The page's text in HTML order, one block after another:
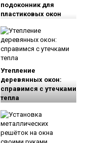
подоконник для
пластиковых окон
Утепление
деревянных окон:
справимся с утечками
тепла